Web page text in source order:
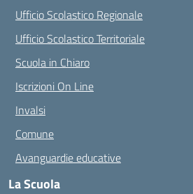
Ufficio Scolastico Regionale
Ufficio Scolastico Territoriale
Scuola in Chiaro
Iscrizioni On Line
Invalsi
Comune
Avanguardie educative
La Scuola